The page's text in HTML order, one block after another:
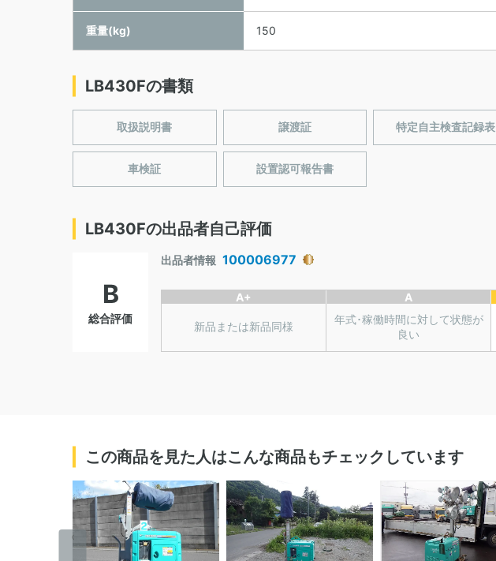
重量(kg) 150
LB430Fの書類
取扱説明書 譲渡証 特定自主検査記録表
車検証 設置認可報告書
LB430Fの出品者自己評価
B
総合評価
出品者情報 100006977
A+
新品または新品同様
A
年式･稼働時間に対して状態が
良い
この商品を見た人はこんな商品もチェックしています
‹